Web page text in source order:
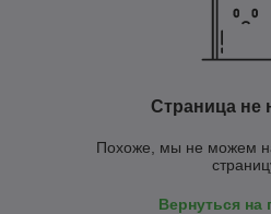
Страница не
Похоже, мы не можем
Вернуться на